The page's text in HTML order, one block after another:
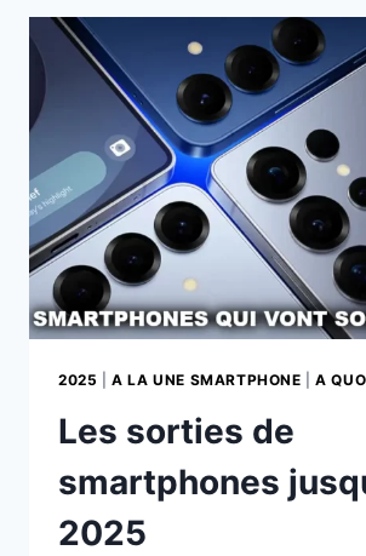
SMARTPHONES
EN
2025
?
2025 |A LA UNE SMARTPHONE |A
Les sorties de
smartphones
2025